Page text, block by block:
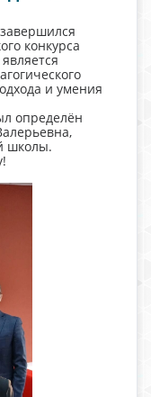
конкурса
и умения
определён
школы.